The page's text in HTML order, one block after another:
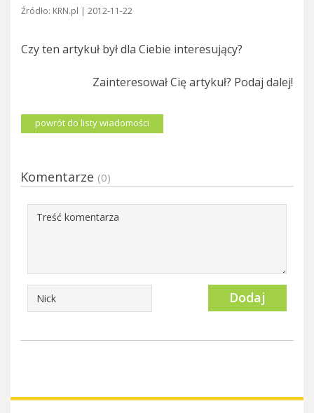
Źródło: KRN.pl | 2012-11-22
Czy ten artykuł był dla Ciebie interesujący?
Zainteresował Cię artykuł? Podaj dalej!
powrót do listy wiadomości
Komentarze (0)
Dodaj